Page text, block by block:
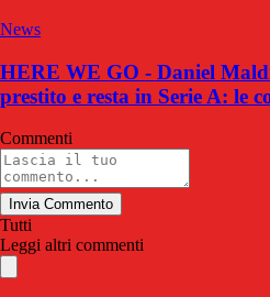
News
HERE WE GO - Daniel
prestito e resta in Serie A: le
Commenti
Invia Commento
Tutti
Leggi altri commenti